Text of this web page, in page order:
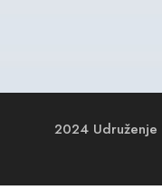
2024 Udruženje